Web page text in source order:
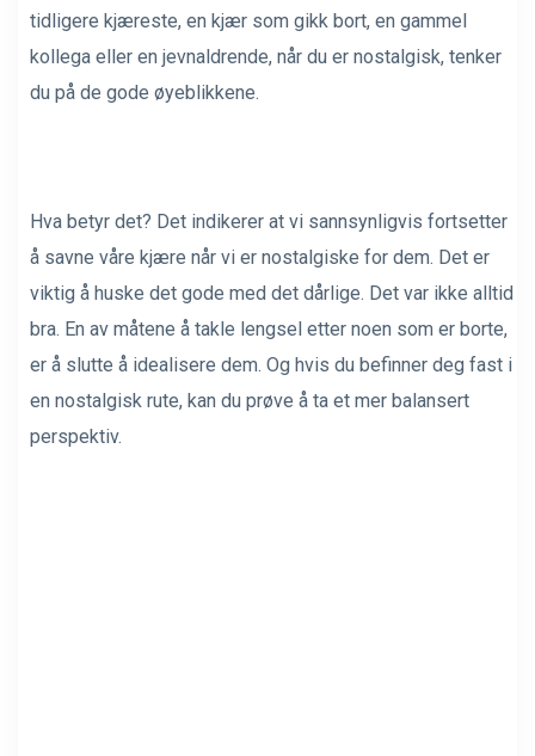
tidligere kjæreste, en kjær som gikk bort, en gammel
kollega eller en jevnaldrende, når du er nostalgisk, tenker
du på de gode øyeblikkene.
Hva betyr det? Det indikerer at vi sannsynligvis fortsetter
å savne våre kjære når vi er nostalgiske for dem. Det er
viktig å huske det gode med det dårlige. Det var ikke alltid
bra. En av måtene å takle lengsel etter noen som er borte,
er å slutte å idealisere dem. Og hvis du befinner deg fast i
en nostalgisk rute, kan du prøve å ta et mer balansert
perspektiv.